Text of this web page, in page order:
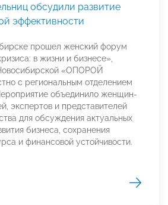
обсудили развитие
эффективности
прошел женский форум
в жизни и бизнесе»,
«ОПОРОЙ
с региональным отделением
объединило женщин-
экспертов и представителей
для обсуждения актуальных
бизнеса, сохранения
и финансовой устойчивости.